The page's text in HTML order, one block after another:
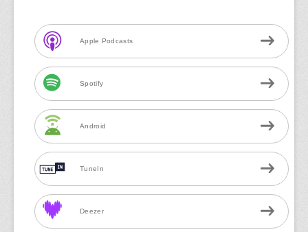
Apple Podcasts
Spotify
Android
TuneIn
Deezer